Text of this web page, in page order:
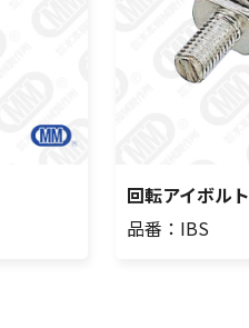
回転アイボルト
品番：IBS